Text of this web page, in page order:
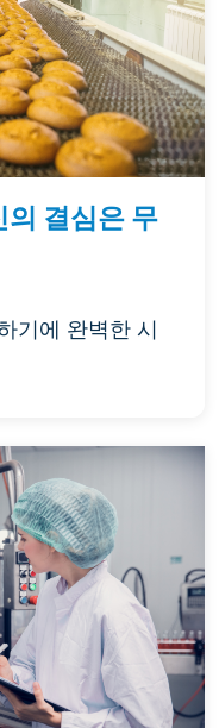
결심은 무
기에 완벽한 시